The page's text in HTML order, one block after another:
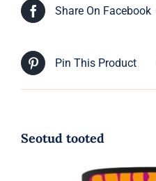
Share On Facebook
Pin This Product
Seotud tooted